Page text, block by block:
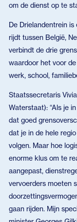
om de dienst op te
De Drielandentrein
rijdt tussen België,
verbindt de drie
waardoor het voor
werk, school,
Staatssecretaris
Waterstaat): “Als je
dat goed
dat je in de hele
volgen. Maar hoe
enorme klus om te
aangepast,
vervoerders moeten
gaan rijden. Mijn